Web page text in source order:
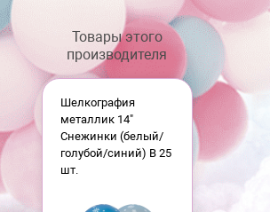
Товары этого
производителя
Шелкография
металлик 14"
Снежинки (белый/
голубой/синий) В 25
шт.